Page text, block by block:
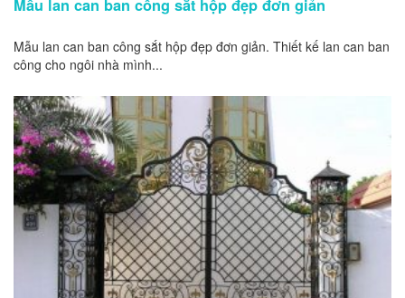
Mẫu lan can ban công sắt hộp đẹp đơn giản
Mẫu lan can ban công sắt hộp đẹp đơn giản. Thiết kế lan can ban
công cho ngôi nhà mình...